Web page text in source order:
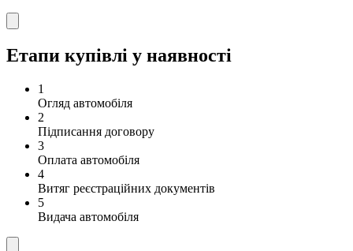
Етапи купівлі у наявності
1
Огляд автомобіля
2
Підписання договору
3
Оплата автомобіля
4
Витяг реєстраційних документів
5
Видача автомобіля